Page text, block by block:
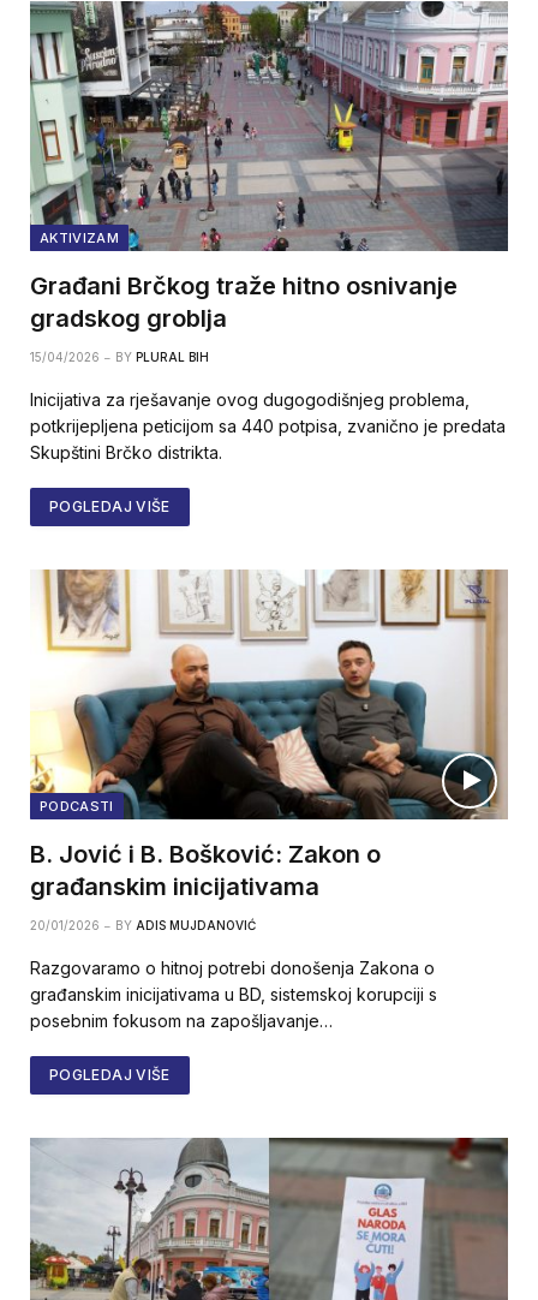
AKTIVIZAM
Građani Brčkog traže hitno osnivanje
gradskog groblja
15/04/2026 BY PLURAL BIH
Inicijativa za rješavanje ovog dugogodišnjeg problema,
potkrijepljena peticijom sa 440 potpisa, zvanično je predata
Skupštini Brčko distrikta.
POGLEDAJ VIŠE
PODCASTI
B. Jović i B. Bošković: Zakon o
građanskim inicijativama
20/01/2026 BY ADIS MUJDANOVIĆ
Razgovaramo o hitnoj potrebi donošenja Zakona o
građanskim inicijativama u BD, sistemskoj korupciji s
posebnim fokusom na zapošljavanje…
POGLEDAJ VIŠE